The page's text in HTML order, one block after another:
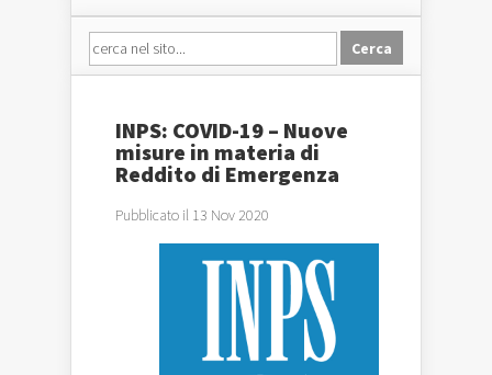
INPS: COVID-19 – Nuove
misure in materia di
Reddito di Emergenza
Pubblicato il 13 Nov 2020